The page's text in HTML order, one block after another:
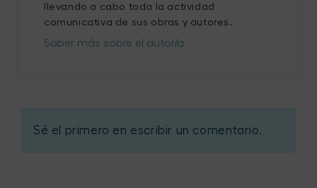
llevando a cabo toda la actividad
comunicativa de sus obras y autores.
Saber más sobre el autor/a
Sé el primero en escribir un comentario.